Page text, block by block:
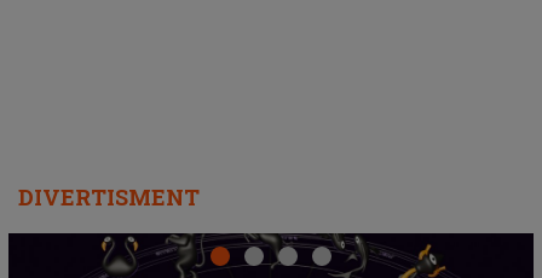
DIVERTISMENT